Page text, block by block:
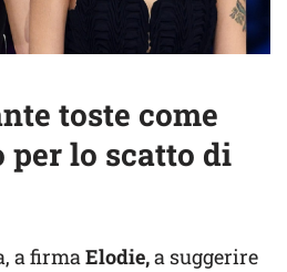
toste come
lo scatto di
a firmaElodie,a suggerire